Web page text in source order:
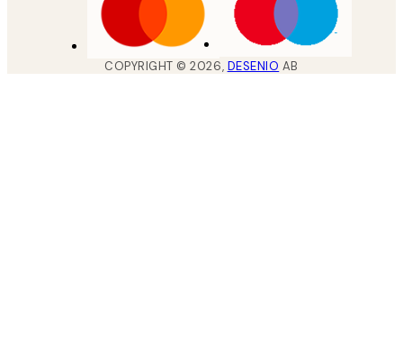
COPYRIGHT ©2026, DESENIO AB